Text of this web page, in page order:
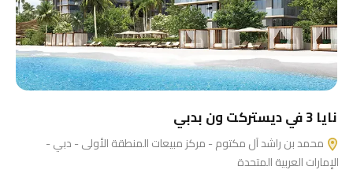
نايا 3 في ديستركت ون بدبي
محمد بن راشد آل مكتوم - مركز مبيعات المنطقة الأولى - دبي -
الإمارات العربية المتحدة